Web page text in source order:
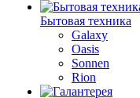
Бытовая техника
Galaxy
Oasis
Sonnen
Rion